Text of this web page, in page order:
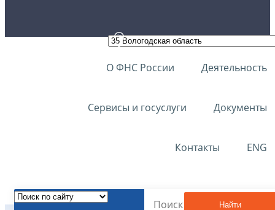
О ФНС России Деятельность
Сервисы и госуслуги Документы
Контакты ENG
Найти